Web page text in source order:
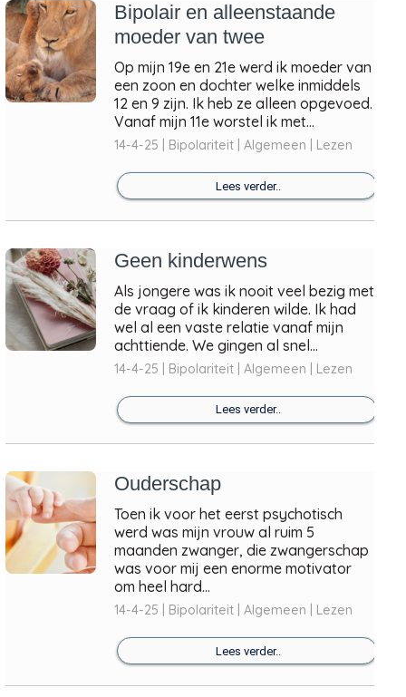
Bipolair en alleenstaande
moeder van twee
Op mijn 19e en 21e werd ik moeder van
een zoon en dochter welke inmiddels
12 en 9 zijn. Ik heb ze alleen opgevoed.
Vanaf mijn 11e worstel ik met...
14-4-25 | Bipolariteit | Algemeen | Lezen
Lees verder..
Geen kinderwens
Als jongere was ik nooit veel bezig met
de vraag of ik kinderen wilde. Ik had
wel al een vaste relatie vanaf mijn
achttiende. We gingen al snel...
14-4-25 | Bipolariteit | Algemeen | Lezen
Lees verder..
Ouderschap
Toen ik voor het eerst psychotisch
werd was mijn vrouw al ruim 5
maanden zwanger, die zwangerschap
was voor mij een enorme motivator
om heel hard...
14-4-25 | Bipolariteit | Algemeen | Lezen
Lees verder..